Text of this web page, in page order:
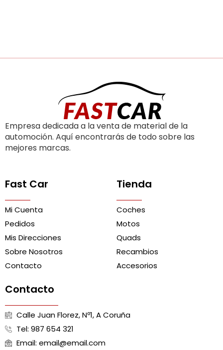
Empresa dedicada a la venta de material de la
automoción. Aquí encontrarás de todo sobre las
mejores marcas.
Fast Car
Mi Cuenta
Pedidos
Mis Direcciones
Sobre Nosotros
Contacto
Tienda
Coches
Motos
Quads
Recambios
Accesorios
Contacto
Calle Juan Florez, Nº1, A Coruña
Tel: 987 654 321
Email: email@email.com